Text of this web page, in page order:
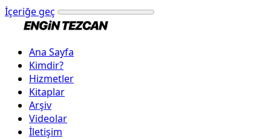
İçeriğe geç
Ana Sayfa
Kimdir?
Hizmetler
Kitaplar
Arşiv
Videolar
İletişim